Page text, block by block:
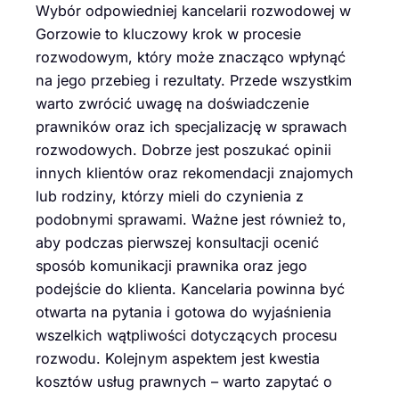
Wybór odpowiedniej kancelarii rozwodowej w
Gorzowie to kluczowy krok w procesie
rozwodowym, który może znacząco wpłynąć
na jego przebieg i rezultaty. Przede wszystkim
warto zwrócić uwagę na doświadczenie
prawników oraz ich specjalizację w sprawach
rozwodowych. Dobrze jest poszukać opinii
innych klientów oraz rekomendacji znajomych
lub rodziny, którzy mieli do czynienia z
podobnymi sprawami. Ważne jest również to,
aby podczas pierwszej konsultacji ocenić
sposób komunikacji prawnika oraz jego
podejście do klienta. Kancelaria powinna być
otwarta na pytania i gotowa do wyjaśnienia
wszelkich wątpliwości dotyczących procesu
rozwodu. Kolejnym aspektem jest kwestia
kosztów usług prawnych – warto zapytać o